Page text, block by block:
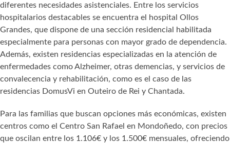
diferentes necesidades asistenciales. Entre los servicios
hospitalarios destacables se encuentra el hospital Ollos
Grandes, que dispone de una sección residencial habilitada
especialmente para personas con mayor grado de dependencia.
Además, existen residencias especializadas en la atención de
enfermedades como Alzheimer, otras demencias, y servicios de
convalecencia y rehabilitación, como es el caso de las
residencias DomusVi en Outeiro de Rei y Chantada.
Para las familias que buscan opciones más económicas, existen
centros como el Centro San Rafael en Mondoñedo, con precios
que oscilan entre los 1.106€ y los 1.500€ mensuales, ofreciendo